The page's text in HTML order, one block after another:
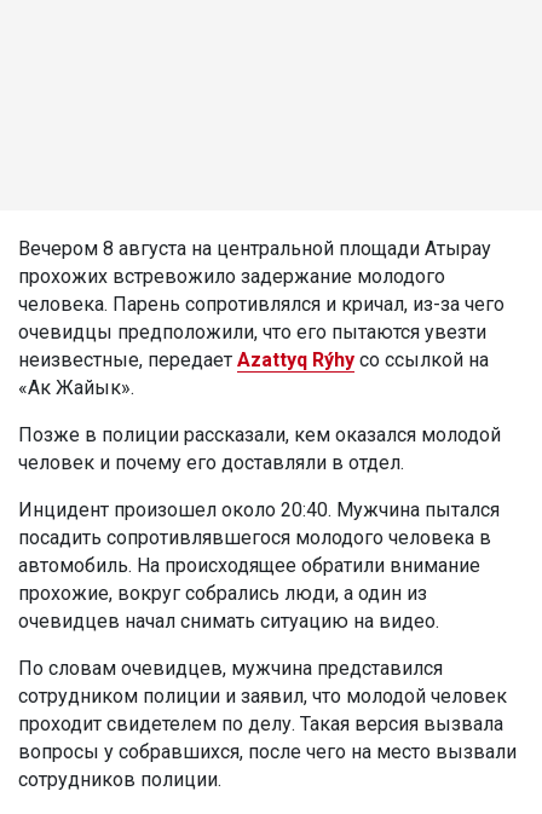
Вечером 8 августа на центральной площади Атырау
прохожих встревожило задержание молодого
человека. Парень сопротивлялся и кричал, из-за чего
очевидцы предположили, что его пытаются увезти
неизвестные, передает Azattyq Rýhy со ссылкой на
«Ак Жайык».
Позже в полиции рассказали, кем оказался молодой
человек и почему его доставляли в отдел.
Инцидент произошел около 20:40. Мужчина пытался
посадить сопротивлявшегося молодого человека в
автомобиль. На происходящее обратили внимание
прохожие, вокруг собрались люди, а один из
очевидцев начал снимать ситуацию на видео.
По словам очевидцев, мужчина представился
сотрудником полиции и заявил, что молодой человек
проходит свидетелем по делу. Такая версия вызвала
вопросы у собравшихся, после чего на место вызвали
сотрудников полиции.